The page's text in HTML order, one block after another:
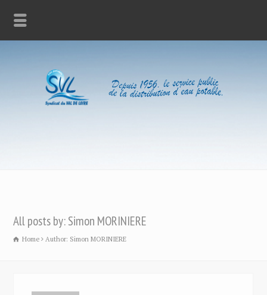
All posts by: Simon MORINIERE
Home Author: Simon MORINIERE